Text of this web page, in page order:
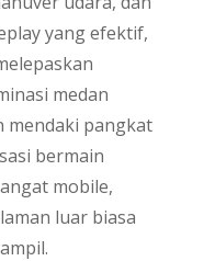
yang efektif,
medan
mendaki pangkat
bermain
mobile,
luar biasa